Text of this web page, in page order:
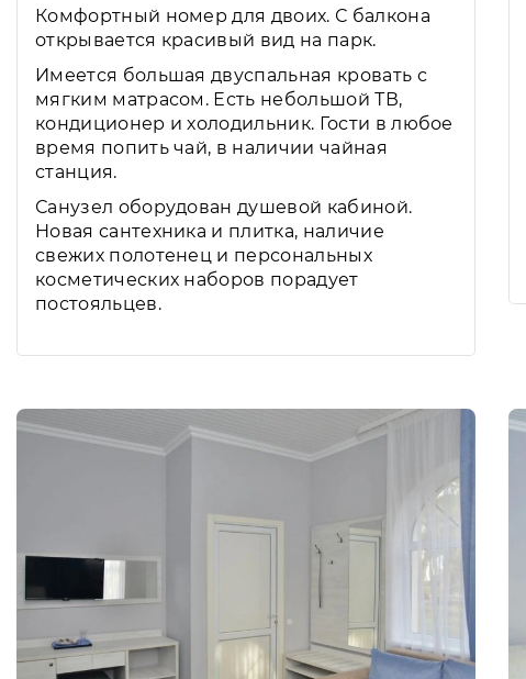
Комфортный номер для двоих. С балкона
открывается красивый вид на парк.
Имеется большая двуспальная кровать с
мягким матрасом. Есть небольшой ТВ,
кондиционер и холодильник. Гости в любое
время попить чай, в наличии чайная
станция.
Санузел оборудован душевой кабиной.
Новая сантехника и плитка, наличие
свежих полотенец и персональных
косметических наборов порадует
постояльцев.